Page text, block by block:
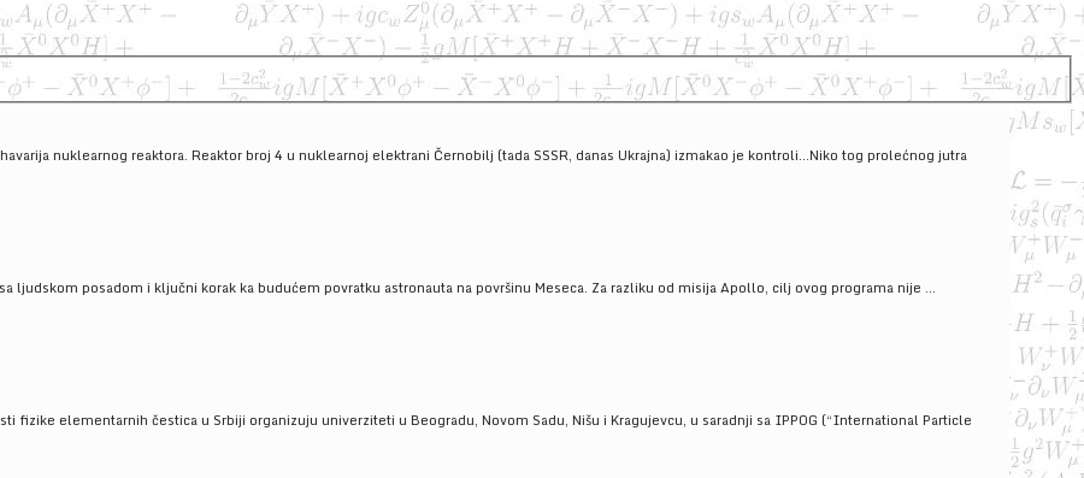
nuklearnog reaktora. Reaktor broj 4 u nuklearnoj elektrani Černobilj (tada SSSR, danas Ukrajna) izmakao je kontroli...Niko tog prolećnog jutra
ljudskom posadom i ključni korak ka budućem povratku astronauta na površinu Meseca. Za razliku od misija Apollo, cilj ovog programa nije ...
fizike elementarnih čestica u Srbiji organizuju univerziteti u Beogradu, Novom Sadu, Nišu i Kragujevcu, u saradnji sa IPPOG (“International Particle